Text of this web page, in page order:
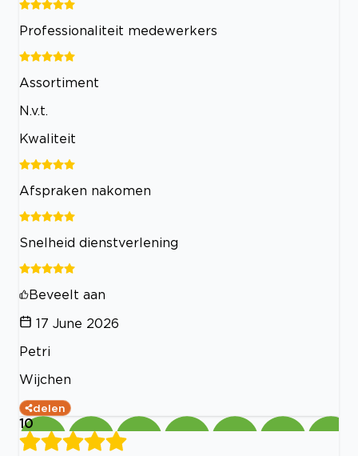
Professionaliteit medewerkers
Assortiment
N.v.t.
Kwaliteit
Afspraken nakomen
Snelheid dienstverlening
Beveelt aan
17 June 2026
Petri
Wijchen
delen
10